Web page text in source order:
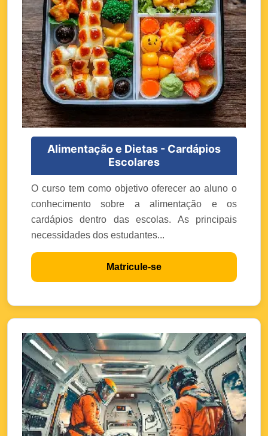
Alimentação e Dietas - Cardápios
Escolares
O curso tem como objetivo oferecer ao aluno o
conhecimento sobre a alimentação e os
cardápios dentro das escolas. As principais
necessidades dos estudantes...
Matricule-se